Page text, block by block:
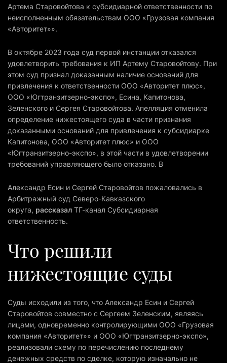
Артема Старовойтова к субсидиарной ответственности по
неисполненным обязательствам ООО «Грузовая компания
«Авторитет»».
В октябре 2023 года суд первой инстанции отказался
удовлетворить требования к ИП Артему Старовойтову. При
этом суд признал доказанным наличие оснований для
привлечения к ответственности ООО «Авторитет плюс»,
ООО «Югтранзитзерно-экспо», Есина, Капитонова,
Зеленского и Сергея Старовойтова. Апелляция отменила
определение нижестоящего суда в части признания
доказанными оснований для привлечения к субсидиарке
Капитонова, ООО «Авторитет плюс» и ООО
«Югтранзитзерно-экспо», в этой части в удовлетворении
требований управляющего было отказано. В
Александр Есин и Сергей Старовойтов пожаловались в
Арбитражный суд Северо-Кавказского
округа, рассказал ТГ-канал Субсидиарная
ответственность.
Что решили
нижестоящие суды
Суды исходили из того, что Александр Есин и Сергей
Старовойтов совместно с Сергеем Зеленским, являясь
лицами, одновременно контролирующими ООО «Грузовая
компания «Авторитет»» и ООО «Югтранзитзерно-экспо»,
реализовали схему по перечислению последнему
денежных средств по сделке, которую изначально не